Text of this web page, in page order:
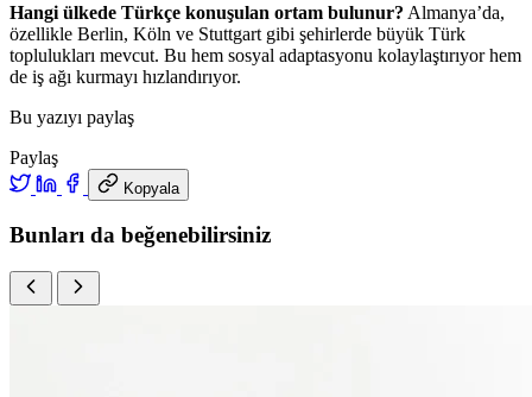
Hangi ülkede Türkçe konuşulan ortam bulunur? Almanya’da,
özellikle Berlin, Köln ve Stuttgart gibi şehirlerde büyük Türk
toplulukları mevcut. Bu hem sosyal adaptasyonu kolaylaştırıyor hem
de iş ağı kurmayı hızlandırıyor.
Bu yazıyı paylaş
Paylaş
Kopyala
Bunları da beğenebilirsiniz